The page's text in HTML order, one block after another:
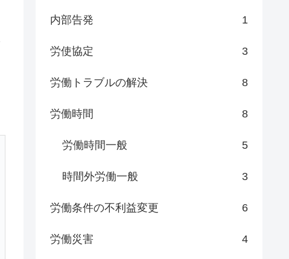
内部告発 1
労使協定 3
労働トラブルの解決 8
労働時間 8
労働時間一般 5
時間外労働一般 3
労働条件の不利益変更 6
労働災害 4